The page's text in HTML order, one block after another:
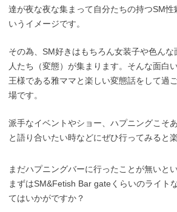
達が夜な夜な集まって自分たちの持つSM性
いうイメージです。
その為、SM好きはもちろん女装子や色んな
人たち（変態）が集まります。そんな面白
王様である雅ママと楽しい変態話をして過
場です。
派手なイベントやショー、ハプニングこそ
と語り合いたい時などにぜひ行ってみると
まだハプニングバーに行ったことが無いと
まずはSM&Fetish Bar gateくらいのライト
てはいかがですか？